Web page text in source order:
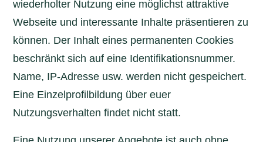
wiederholter Nutzung eine möglichst attraktive
Webseite und interessante Inhalte präsentieren zu
können. Der Inhalt eines permanenten Cookies
beschränkt sich auf eine Identifikationsnummer.
Name, IP-Adresse usw. werden nicht gespeichert.
Eine Einzelprofilbildung über euer
Nutzungsverhalten findet nicht statt.